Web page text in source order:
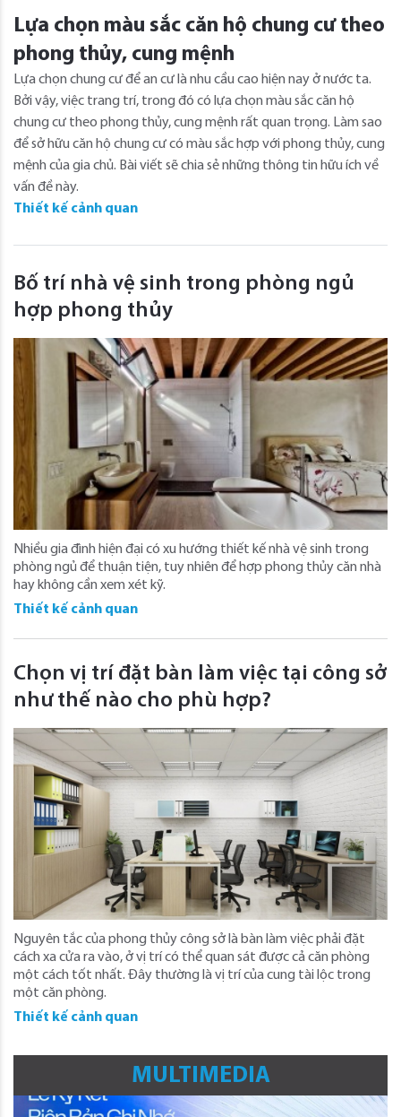
Lựa chọn màu sắc căn hộ chung cư theo
phong thủy, cung mệnh
Lựa chọn chung cư để an cư là nhu cầu cao hiện nay ở nước ta.
Bởi vậy, việc trang trí, trong đó có lựa chọn màu sắc căn hộ
chung cư theo phong thủy, cung mệnh rất quan trọng. Làm sao
để sở hữu căn hộ chung cư có màu sắc hợp với phong thủy, cung
mệnh của gia chủ. Bài viết sẽ chia sẻ những thông tin hữu ích về
vấn đề này.
Thiết kế cảnh quan
Bố trí nhà vệ sinh trong phòng ngủ
hợp phong thủy
Nhiều gia đình hiện đại có xu hướng thiết kế nhà vệ sinh trong
phòng ngủ để thuận tiện, tuy nhiên để hợp phong thủy căn nhà
hay không cần xem xét kỹ.
Thiết kế cảnh quan
Chọn vị trí đặt bàn làm việc tại công sở
như thế nào cho phù hợp?
Nguyên tắc của phong thủy công sở là bàn làm việc phải đặt
cách xa cửa ra vào, ở vị trí có thể quan sát được cả căn phòng
một cách tốt nhất. Đây thường là vị trí của cung tài lộc trong
một căn phòng.
Thiết kế cảnh quan
MULTIMEDIA